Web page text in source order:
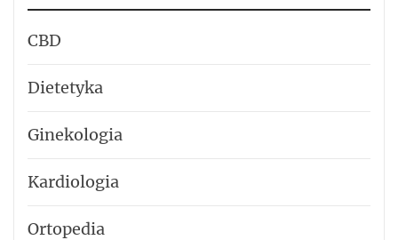
CBD
Dietetyka
Ginekologia
Kardiologia
Ortopedia